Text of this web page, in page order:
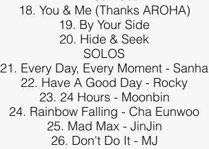
18. You & Me (Thanks AROHA)
19. By Your Side
20. Hide & Seek
SOLOS
21. Every Day, Every Moment - Sanha
22. Have A Good Day - Rocky
23. 24 Hours - Moonbin
24. Rainbow Falling - Cha Eunwoo
25. Mad Max - JinJin
26. Don't Do It - MJ